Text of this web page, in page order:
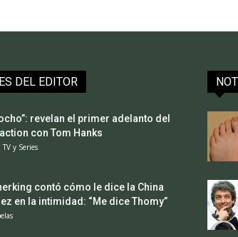
DEL EDITOR
revelan el primer adelanto del
con Tom Hanks
y Series
contó cómo le dice la China
en la intimidad: “Me dice Thomy”